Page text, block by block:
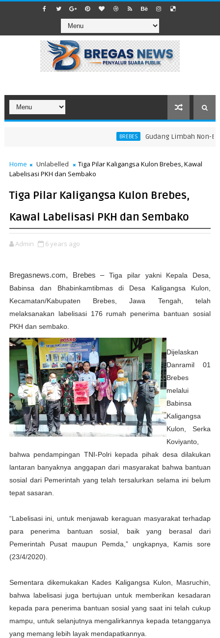
BREBES ​Gudang Limbah Non-B3
Home Unlabelled
Tiga Pilar Kaligangsa Kulon Brebes, Kawal
Labelisasi PKH dan Sembako
Tiga Pilar Kaligangsa Kulon Brebes,
Kawal Labelisasi PKH dan Sembako
Admin 6 years ago
Bregasnews.com, Brebes –Tiga pilar yakni Kepala Desa,
Babinsa dan Bhabinkamtibmas di Desa Kaligangsa Kulon,
Kecamatan/Kabupaten Brebes, Jawa Tengah, telah
melaksanakan labelisasi 176 rumah penerima bantuan sosial
PKH dan sembako.
Dijelaskan
Danramil 01
Brebes
melalui
Babinsa
Kaligangsa
Kulon, Serka
Koviyanto,
bahwa pendampingan TNI-Polri kepada pihak desa dilakukan
lantaran banyaknya anggapan dari masyarakat bahwa bantuan
sosial dari Pemerintah yang telah tersalurkan selama ini belum
tepat sasaran.
“Labelisasi ini, untuk menjawab keraguan masyarakat terhadap
para penerima bantuan sosial, baik yang berasal dari
Pemerintah Pusat maupun Pemda,” ungkapnya, Kamis sore
(23/4/2020).
Sementara dikemukakan Kades Kaligangsa Kulon, Masruchin,
bahwa labelisasi juga bertujuan untuk memberikan kesadaran
kepada para penerima bantuan sosial yang saat ini telah cukup
mampu, untuk selanjutnya mengalirkannya kepada tetangganya
yang memang lebih layak mendapatkannya.